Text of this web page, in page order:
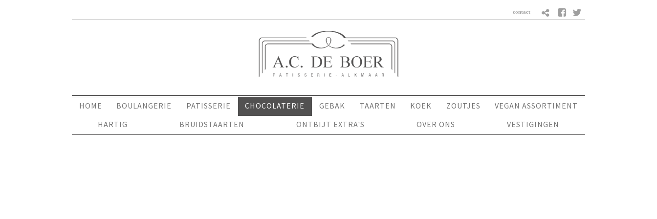
HOME BOULANGERIE PATISSERIE CHOCOLATERIE GEBAK TAARTEN KOEK ZOUTJES
VEGAN ASSORTIMENT
HARTIG
BRUIDSTAARTEN ONTBIJT EXTRA'S OVER ONS VESTIGINGEN